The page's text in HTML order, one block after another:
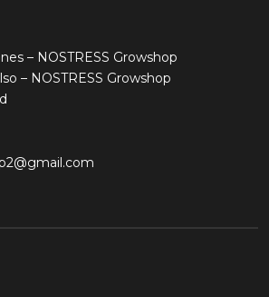
– NOSTRESS Growshop
– NOSTRESS Growshop